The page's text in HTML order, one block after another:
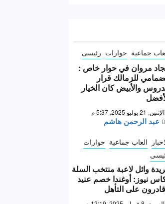
جماعية حوارات رئيسى
مروان في حوار خاص :
للزمالك قرار
والأبيض كان الخيار
الإثنين, 21 يوليو 2025, 5:37 م
عبد الرحمن هاشم
العاب جماعية حوارات
وائل لاعبة منتخب السلة
نيوز: أوغندا خصم عنيد
على التأهل